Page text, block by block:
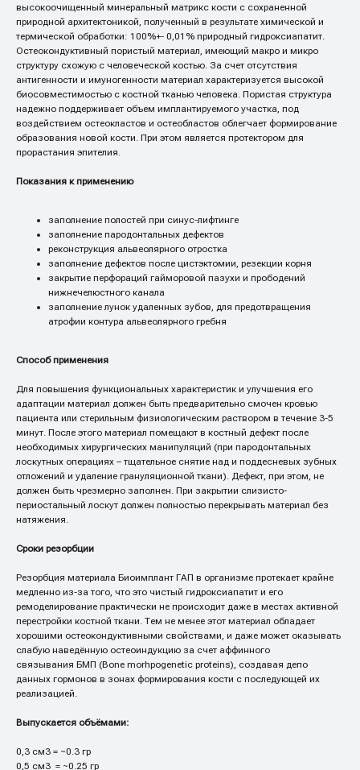
высокоочищенный минеральный матрикс кости с сохраненной
природной архитектоникой, полученный в результате химической и
термической обработки: 100%+- 0,01% природный гидроксиапатит.
Остеокондуктивный пористый материал, имеющий макро и микро
структуру схожую с человеческой костью. За счет отсутствия
антигенности и имуногенности материал характеризуется высокой
биосовместимостью с костной тканью человека. Пористая структура
надежно поддерживает объем имплантируемого участка, под
воздействием остеокластов и остеобластов облегчает формирование
образования новой кости. При этом является протектором для
прорастания эпителия.
Показания к применению
заполнение полостей при синус-лифтинге
заполнение пародонтальных дефектов
реконструкция альвеолярного отростка
заполнение дефектов после цистэктомии, резекции корня
закрытие перфораций гайморовой пазухи и прободений
нижнечелюстного канала
заполнение лунок удаленных зубов, для предотвращения
атрофии контура альвеолярного гребня
Способ применения
Для повышения функциональных характеристик и улучшения его
адаптации материал должен быть предварительно смочен кровью
пациента или стерильным физиологическим раствором в течение 3-5
минут. После этого материал помещают в костный дефект после
необходимых хирургических манипуляций (при пародонтальных
лоскутных операциях – тщательное снятие над и поддесневых зубных
отложений и удаление грануляционной ткани). Дефект, при этом, не
должен быть чрезмерно заполнен. При закрытии слизисто-
периостальный лоскут должен полностью перекрывать материал без
натяжения.
Сроки резорбции
Резорбция материала Биоимплант ГАП в организме протекает крайне
медленно из-за того, что это чистый гидроксиапатит и его
ремоделирование практически не происходит даже в местах активной
перестройки костной ткани. Тем не менее этот материал обладает
хорошими остеокондуктивными свойствами, и даже может оказывать
слабую наведённую остеоиндукцию за счет аффинного
связывания БМП (Bone morhpogenetic proteins), создавая депо
данных гормонов в зонах формирования кости с последующей их
реализацией.
Выпускается объёмами:
0,3 см3 = ~0.3 гр
0,5 см3 = ~0.25 гр